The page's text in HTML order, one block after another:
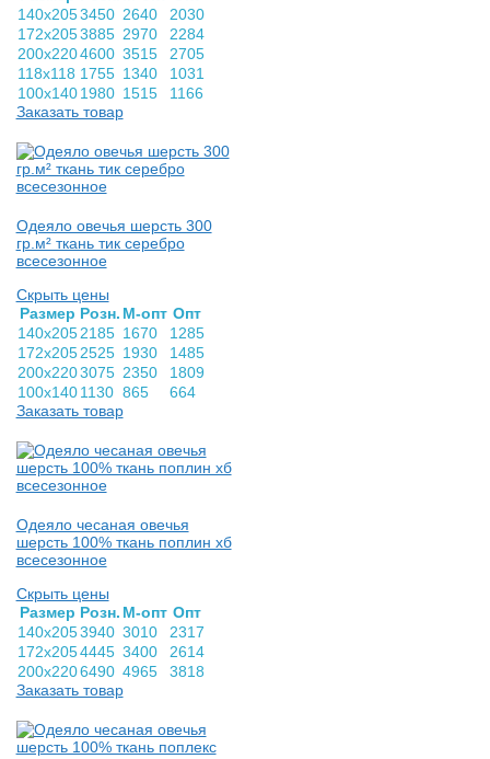
140х2053450 2640
2030
172х2053885 2970
2284
200х2204600 3515
2705
118х118 1755 1340
1031
100х140 1980 1515
1166
Заказать товар
Одеяло овечья шерсть 300
гр.м² ткань тик серебро
всесезонное
Скрыть цены
Раз­мер Розн. М-опт Опт
140х205 2185 1670
1285
172х205 2525 1930
1485
200х2203075 2350
1809
100х140 1130 865
664
Заказать товар
Одеяло чесаная овечья
шерсть 100% ткань поплин хб
всесезонное
Скрыть цены
Раз­мер Розн. М-опт Опт
140х2053940 3010
2317
172х2054445 3400
2614
200х2206490 4965
3818
Заказать товар